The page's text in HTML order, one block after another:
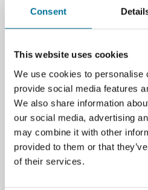
Consent
This website uses cookies
We use cookies to personalise
provide social media features
We also share information
our social media, advertising
may combine it with other
provided to them or that
of their services.
technischen Bereichen.
Artikelnummer: 104793
21,91 € inkl. MwSt.
Zum Warenkorb